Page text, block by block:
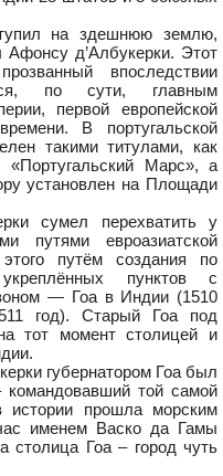
на здешнюю землю,
д’Албукерки. Этот
впоследствии
по сути, главным
первой европейской
В португальской
такими титулами, как
Марс», а
установлен на Площади
сумел перехватить у
путями евроазиатской
путём создания по
пунктов с
— Гоа в Индии (1510
год). Старый Гоа под
тот момент столицей и
губернатором Гоа был
той самой
истории прошла морским
именем Васко да Гамы
столица Гоа – город чуть